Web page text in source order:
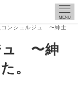
MENU
コンシェルジュ 〜紳士
ュ 〜紳
。